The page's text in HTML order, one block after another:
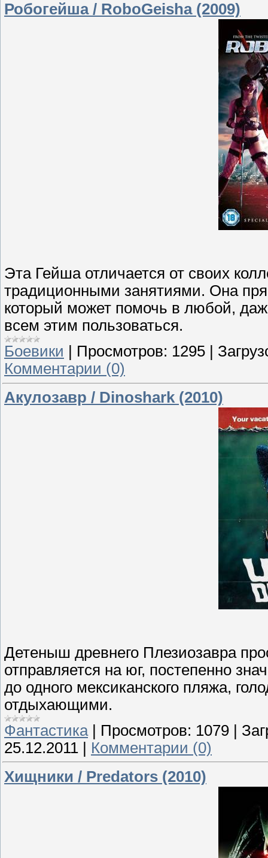
Робогейша / RoboGeisha (2009)
Эта Гейша отличается от своих
традиционными занятиями. Она
который может помочь в любой,
всем этим пользоваться.
Боевики
Просмотров: 1295
Комментарии (0)
Акулозавр / Dinoshark (2010)
Детеныш древнего Плезиозавра
отправляется на юг, постепенно
до одного мексиканского пляжа,
отдыхающими.
Фантастика| Просмотров: 1079
25.12.2011
Комментарии (0)
Хищники / Predators (2010)